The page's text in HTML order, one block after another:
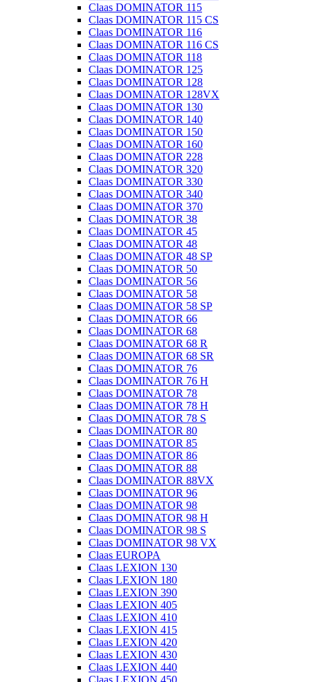
Claas DOMINATOR 115
Claas DOMINATOR 115 CS
Claas DOMINATOR 116
Claas DOMINATOR 116 CS
Claas DOMINATOR 118
Claas DOMINATOR 125
Claas DOMINATOR 128
Claas DOMINATOR 128VX
Claas DOMINATOR 130
Claas DOMINATOR 140
Claas DOMINATOR 150
Claas DOMINATOR 160
Claas DOMINATOR 228
Claas DOMINATOR 320
Claas DOMINATOR 330
Claas DOMINATOR 340
Claas DOMINATOR 370
Claas DOMINATOR 38
Claas DOMINATOR 45
Claas DOMINATOR 48
Claas DOMINATOR 48 SP
Claas DOMINATOR 50
Claas DOMINATOR 56
Claas DOMINATOR 58
Claas DOMINATOR 58 SP
Claas DOMINATOR 66
Claas DOMINATOR 68
Claas DOMINATOR 68 R
Claas DOMINATOR 68 SR
Claas DOMINATOR 76
Claas DOMINATOR 76 H
Claas DOMINATOR 78
Claas DOMINATOR 78 H
Claas DOMINATOR 78 S
Claas DOMINATOR 80
Claas DOMINATOR 85
Claas DOMINATOR 86
Claas DOMINATOR 88
Claas DOMINATOR 88VX
Claas DOMINATOR 96
Claas DOMINATOR 98
Claas DOMINATOR 98 H
Claas DOMINATOR 98 S
Claas DOMINATOR 98 VX
Claas EUROPA
Claas LEXION 130
Claas LEXION 180
Claas LEXION 390
Claas LEXION 405
Claas LEXION 410
Claas LEXION 415
Claas LEXION 420
Claas LEXION 430
Claas LEXION 440
Claas LEXION 450